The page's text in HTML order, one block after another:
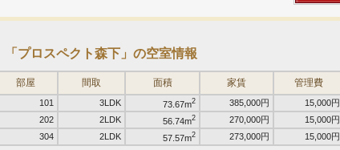
「プロスペクト森下」の空室情報
部屋 間取 面積 家賃 管理費
101 3LDK 73.67m2 385,000円 15,000円
202
2LDK 56.74m2 270,000円 15,000円
304
2LDK 57.57m2 273,000円 15,000円